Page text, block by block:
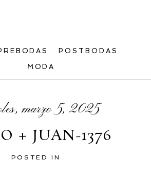
POSTBODAS
MODA
marzo 5, 2025
+ JUAN-1376
POSTED IN